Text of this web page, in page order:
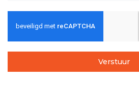
Verstuur